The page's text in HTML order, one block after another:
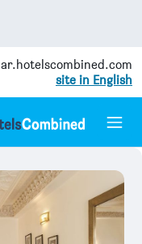
ar.hotelscombined.com
site in English